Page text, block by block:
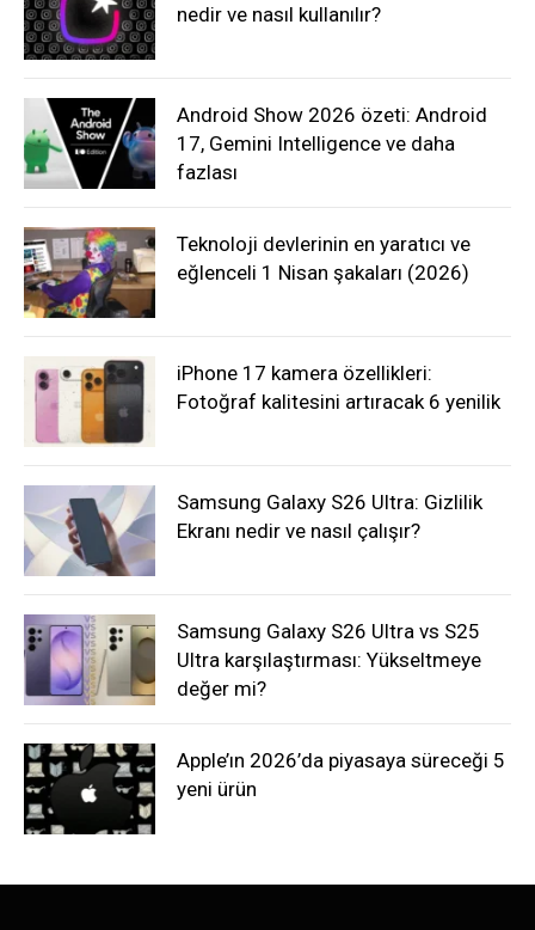
nedir ve nasıl kullanılır?
Android Show 2026 özeti: Android
17, Gemini Intelligence ve daha
fazlası
Teknoloji devlerinin en yaratıcı ve
eğlenceli 1 Nisan şakaları (2026)
iPhone 17 kamera özellikleri:
Fotoğraf kalitesini artıracak 6 yenilik
Samsung Galaxy S26 Ultra: Gizlilik
Ekranı nedir ve nasıl çalışır?
Samsung Galaxy S26 Ultra vs S25
Ultra karşılaştırması: Yükseltmeye
değer mi?
Apple’ın 2026’da piyasaya süreceği 5
yeni ürün